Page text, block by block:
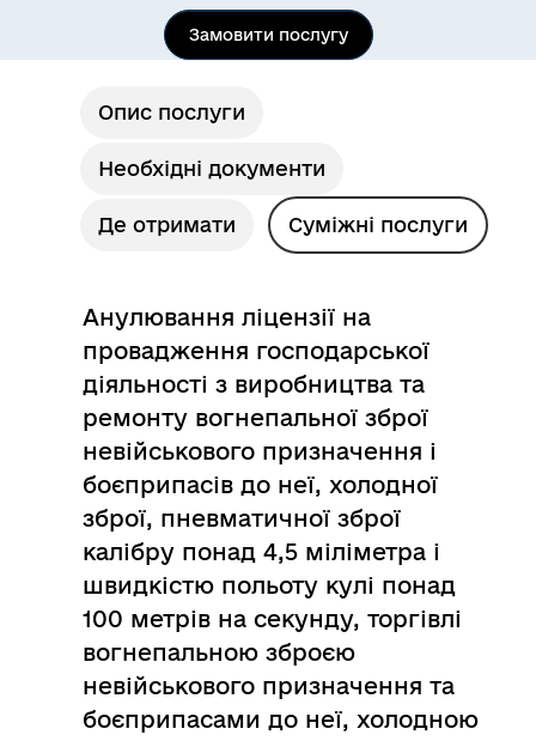
Замовити послугу
Опис послуги
Необхідні документи
Де отримати Суміжні послуги
Анулювання ліцензії на
провадження господарської
діяльності з виробництва та
ремонту вогнепальної зброї
невійськового призначення і
боєприпасів до неї, холодної
зброї, пневматичної зброї
калібру понад 4,5 міліметра і
швидкістю польоту кулі понад
100 метрів на секунду, торгівлі
вогнепальною зброєю
невійськового призначення та
боєприпасами до неї, холодною